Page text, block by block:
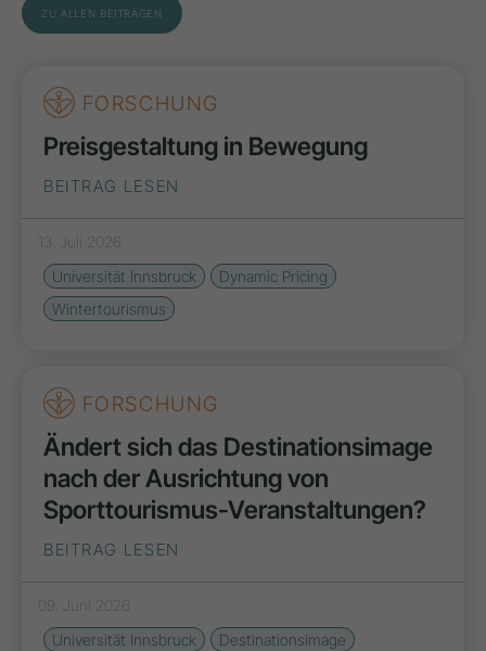
ZU ALLEN BEITRÄGEN
FORSCHUNG
Preisgestaltung in Bewegung
BEITRAG LESEN
13. Juli 2026
Universität Innsbruck
Dynamic Pricing
Wintertourismus
FORSCHUNG
Ändert sich das Destinationsimage
nach der Ausrichtung von
Sporttourismus-Veranstaltungen?
BEITRAG LESEN
09. Juni 2026
Universität Innsbruck
Destinationsimage